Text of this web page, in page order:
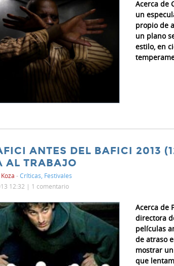
Acerca de
un
propio de
un plano
estilo, en
ANTES DEL BAFICI 2013
AL TRABAJO
-Críticas Festivales
12:32 | 1 comentario
Acerca de
directora
películas
de atraso
mostrar
que